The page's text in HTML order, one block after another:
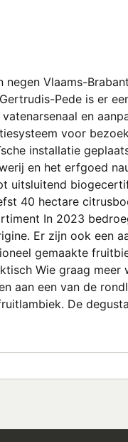
Vlaams-
Pede is er
en
voor
installatie
en het erfgoed
40 hectare
In 2023
Er zijn ook een
gemaakte
Wie graag
aan een van de
De